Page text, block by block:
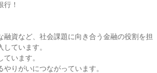
！
資など、社会課題に向き合う金融の役割を担
ています。
います。
りがいにつながっています。